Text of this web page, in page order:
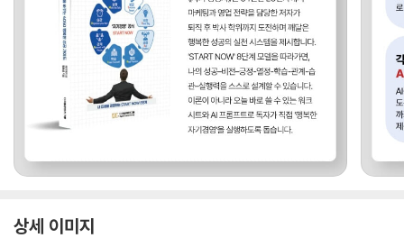
상세 이미지